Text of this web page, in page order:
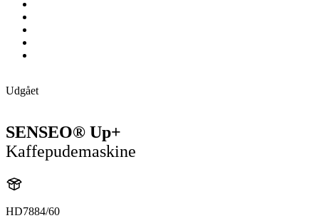
Udgået
SENSEO® Up+
Kaffepudemaskine
HD7884/60